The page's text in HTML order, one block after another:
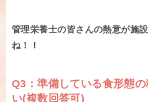
管理栄養士の皆さんの熱意が施
ね！！
Q3：準備している食形態
い(複数回答可)